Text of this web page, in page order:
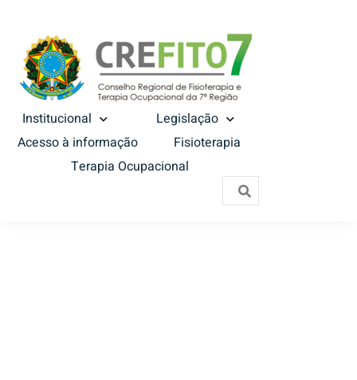
Institucional
Legislação
Acesso à informação
Fisioterapia
Terapia Ocupacional